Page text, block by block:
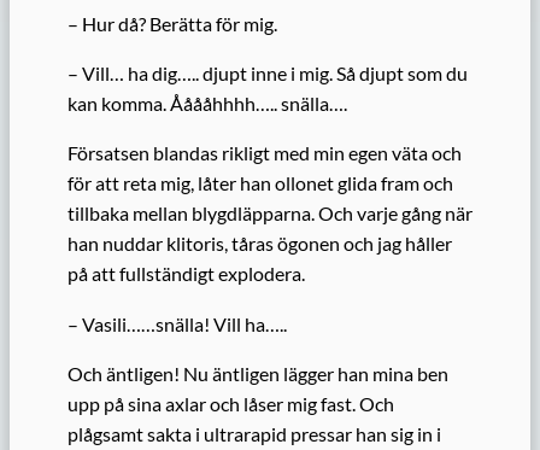
– Hur då? Berätta för mig.
– Vill… ha dig….. djupt inne i mig. Så djupt som du
kan komma. Ååååhhhh….. snälla….
Försatsen blandas rikligt med min egen väta och
för att reta mig, låter han ollonet glida fram och
tillbaka mellan blygdläpparna. Och varje gång när
han nuddar klitoris, tåras ögonen och jag håller
på att fullständigt explodera.
– Vasili……snälla! Vill ha…..
Och äntligen! Nu äntligen lägger han mina ben
upp på sina axlar och låser mig fast. Och
plågsamt sakta i ultrarapid pressar han sig in i